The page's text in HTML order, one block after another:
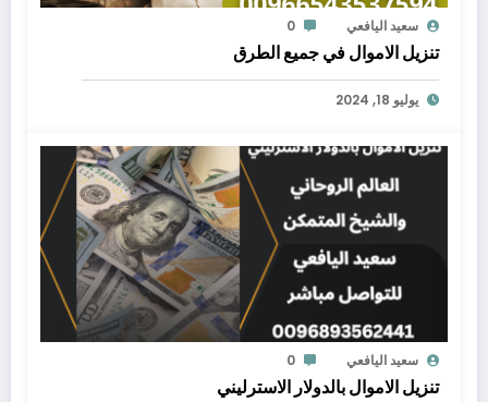
سعيد اليافعي 0
تنزيل الاموال في جميع الطرق
يوليو 18, 2024
سعيد اليافعي 0
تنزيل الاموال بالدولار الاسترليني